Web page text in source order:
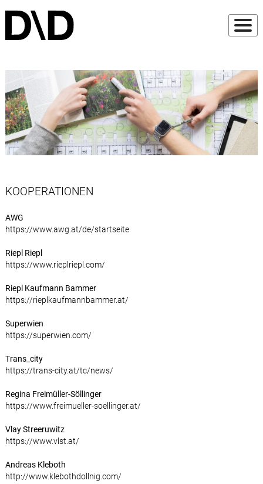
KOOPERATIONEN
AWG
https://www.awg.at/de/startseite
Riepl Riepl
https://www.rieplriepl.com/
Riepl Kaufmann Bammer
https://rieplkaufmannbammer.at/
Superwien
https://superwien.com/
Trans_city
https://trans-city.at/tc/news/
Regina Freimüller-Söllinger
https://www.freimueller-soellinger.at/
Vlay Streeruwitz
https://www.vlst.at/
Andreas Kleboth
http://www.klebothdollnig.com/